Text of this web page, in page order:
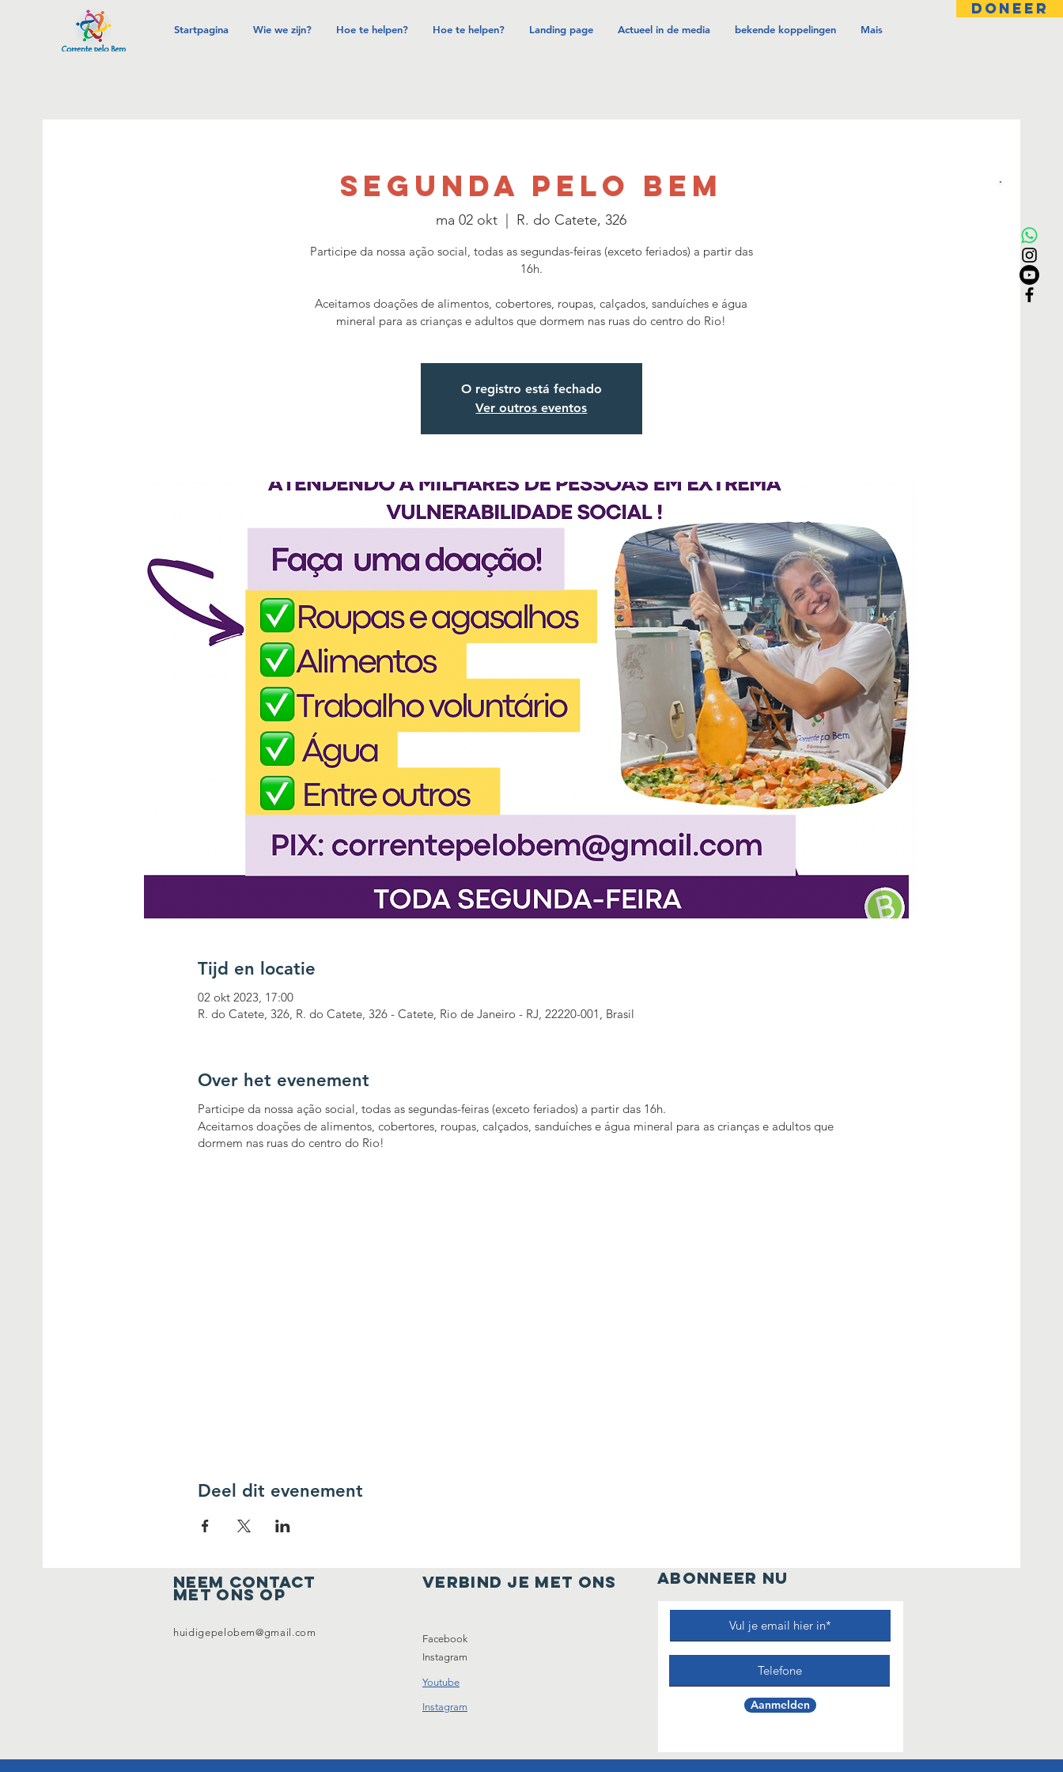
DONEER
Startpagina Wie we zijn? Hoe te helpen? Hoe te helpen? Landing page Actueel in de media bekende koppelingen Mais
SEGUNDA PELO BEM
ma 02 okt R. do Catete, 326
Participe da nossa ação social, todas as segundas-feiras (exceto feriados) a partir das
16h.
Aceitamos doações de alimentos, cobertores, roupas, calçados, sanduíches e água
mineral para as crianças e adultos que dormem nas ruas do centro do Rio!
O registro está fechado
Ver outros eventos
Tijd en locatie
02 okt 2023, 17:00
R. do Catete, 326, R. do Catete, 326 - Catete, Rio de Janeiro - RJ, 22220-001, Brasil
Over het evenement
Participe da nossa ação social, todas as segundas-feiras (exceto feriados) a partir das 16h.
Aceitamos doações de alimentos, cobertores, roupas, calçados, sanduíches e água mineral para as crianças e adultos que
dormem nas ruas do centro do Rio!
Deel dit evenement
Neem contact
met ons op
huidigepelobem@gmail.com
Verbind je met ons
Facebook
Instagram
Youtube
Instagram
ABONNEER NU
Aanmelden